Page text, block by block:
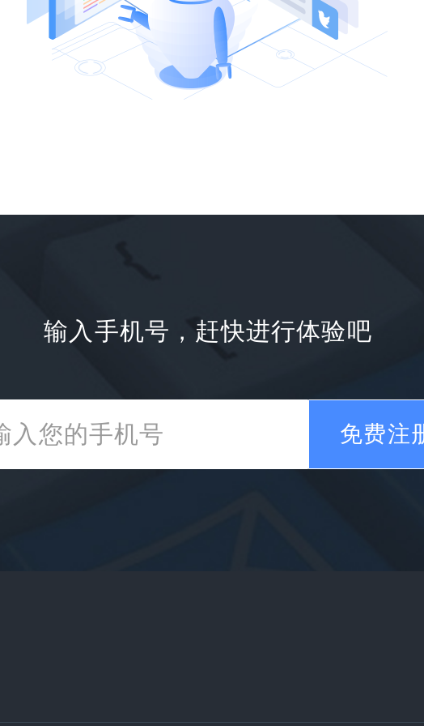
输入手机号，赶快进行体验吧